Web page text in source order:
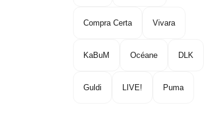
Compra Certa Vivara
KaBuM Océane DLK
Guldi LIVE! Puma